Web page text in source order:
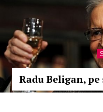
Radu Beligan,